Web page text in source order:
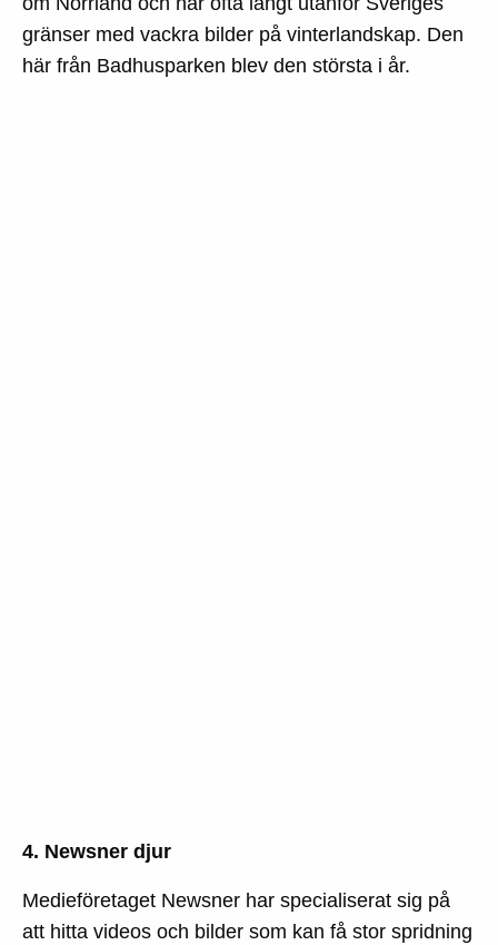
gränser med vackra bilder på vinterlandskap. Den
här från Badhusparken blev den största i år.
4. Newsner djur
Medieföretaget Newsner har specialiserat sig på
att hitta videos och bilder som kan få stor spridning